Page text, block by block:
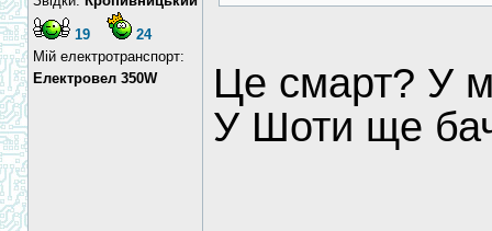
19
24
Мій електротранспорт:
Електровел 350W
Це смарт? У
У Шоти ще